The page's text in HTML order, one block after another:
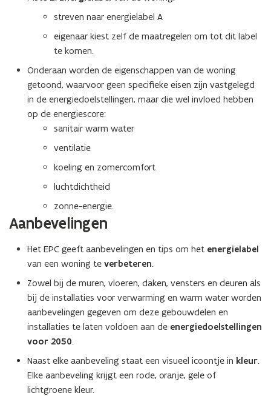
streven naar energielabel A
eigenaar kiest zelf de maatregelen om tot dit label
te komen.
Onderaan worden de eigenschappen van de woning
getoond, waarvoor geen specifieke eisen zijn vastgelegd
in de energiedoelstellingen, maar die wel invloed hebben
op de energiescore:
sanitair warm water
ventilatie
koeling en zomercomfort
luchtdichtheid
zonne-energie.
Aanbevelingen
Het EPC geeft aanbevelingen en tips om het energielabel
van een woning te verbeteren.
Zowel bij de muren, vloeren, daken, vensters en deuren als
bij de installaties voor verwarming en warm water worden
aanbevelingen gegeven om deze gebouwdelen en
installaties te laten voldoen aan de energiedoelstellingen
voor 2050.
Naast elke aanbeveling staat een visueel icoontje in kleur.
Elke aanbeveling krijgt een rode, oranje, gele of
lichtgroene kleur.